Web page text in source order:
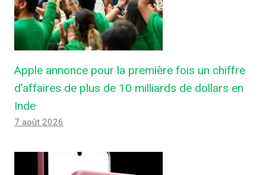
Apple annonce pour la première fois un chiffre
d’affaires de plus de 10 milliards de dollars en
Inde
7 août 2026